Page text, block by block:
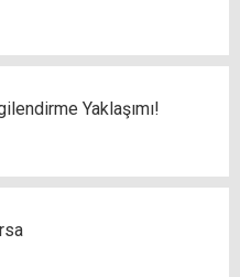
Yaklaşımı!